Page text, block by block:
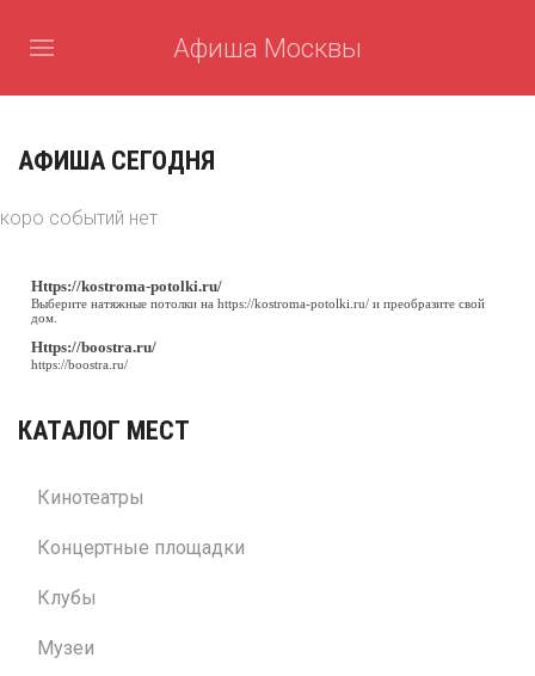
Афиша Москвы
АФИША СЕГОДНЯ
событий нет
Https://kostroma-potolki.ru/
Выберите натяжные потолки на https://kostroma-potolki.ru/и преобразите свой
дом.
Https://boostra.ru/
https://boostra.ru/
КАТАЛОГ МЕСТ
Кинотеатры
Концертные площадки
Клубы
Музеи